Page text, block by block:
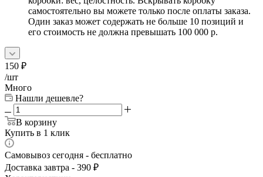
самостоятельно вы можете только после оплаты заказа.
Один заказ может содержать не больше 10 позиций и
его стоимость не должна превышать 100 000 р.
150 ₽
/шт
Много
Нашли дешевле?
В корзину
Купить в 1 клик
Самовывоз сегодня - бесплатно
Доставка завтра - 390 ₽